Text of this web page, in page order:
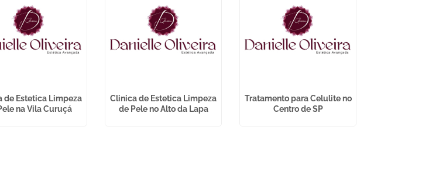
de Estetica Limpeza
na Vila Curuçá
Clinica de Estetica Limpeza
de Pele no Alto da Lapa
Tratamento para Celulite no
Centro de SP